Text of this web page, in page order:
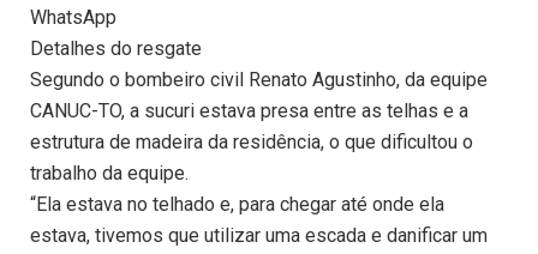
WhatsApp
Detalhes do resgate
Segundo o bombeiro civil Renato Agustinho, da equipe
CANUC-TO, a sucuri estava presa entre as telhas e a
estrutura de madeira da residência, o que dificultou o
trabalho da equipe.
“Ela estava no telhado e, para chegar até onde ela
estava, tivemos que utilizar uma escada e danificar um